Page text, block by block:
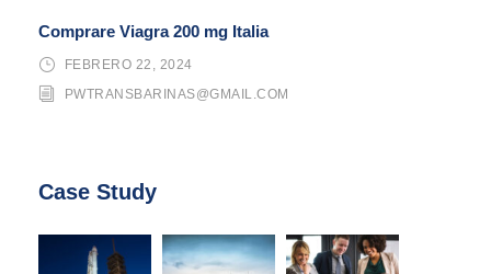
Comprare Viagra 200 mg Italia
FEBRERO 22, 2024
PWTRANSBARINAS@GMAIL.COM
Case Study